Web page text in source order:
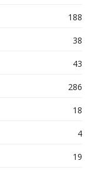
188
38
43
286
18
4
19